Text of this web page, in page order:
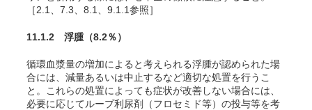
［2.1、7.3、8.1、9.1.1参照］
11.1.2 浮腫 （8.2％）
循環血漿量の増加によると考えられる浮腫が認められた場
合には、減量あるいは中止するなど適切な処置を行うこ
と。これらの処置によっても症状が改善しない場合には、
必要に応じてループ利尿剤（フロセミド等）の投与等を考